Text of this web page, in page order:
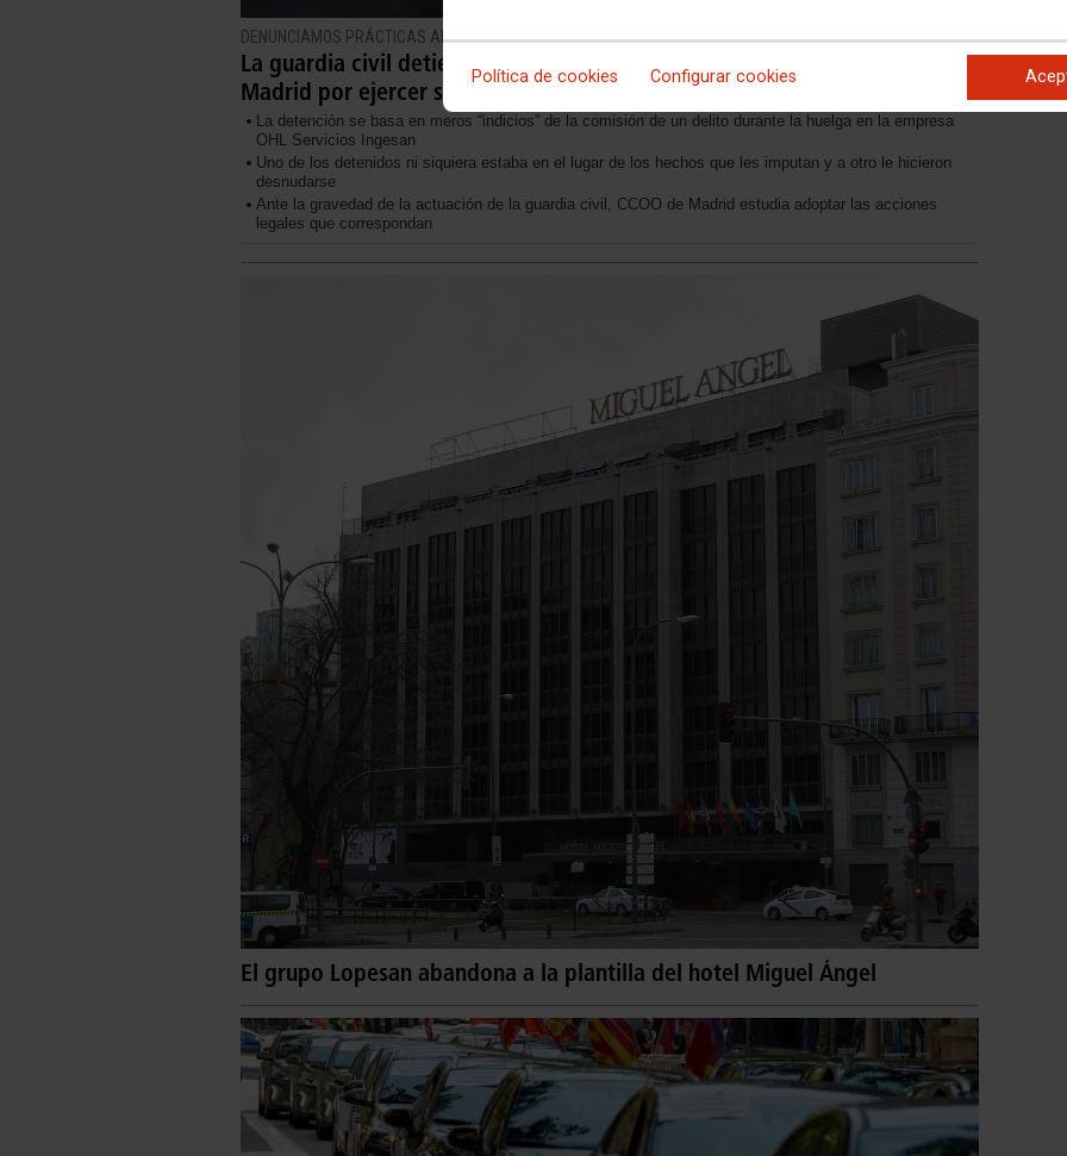
Política de cookies Configurar cookies
DENUNCIAMOS PRÁCTICAS ANTISINDICALES Y DETENCIÓN ARBITRARIA
La guardia civil detiene, esposa y ficha a tres representantes de CCOO de
Madrid por ejercer sus derechos fundamentales
La detención se basa en meros “indicios” de la comisión de un delito durante la huelga en la empresa
OHL Servicios Ingesan
Uno de los detenidos ni siquiera estaba en el lugar de los hechos que les imputan y a otro le hicieron
desnudarse
Ante la gravedad de la actuación de la guardia civil, CCOO de Madrid estudia adoptar las acciones
legales que correspondan
El grupo Lopesan abandona a la plantilla del hotel Miguel Ángel